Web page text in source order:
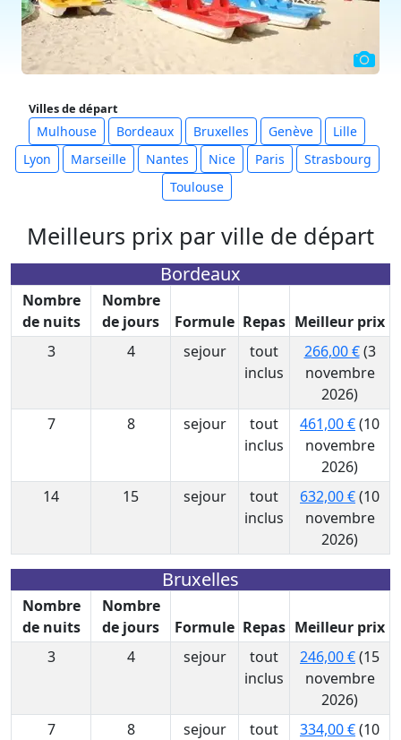
Villes de départ
Mulhouse Bordeaux Bruxelles Genève
Lille
Lyon
Marseille Nantes Nice Paris
Strasbourg
Toulouse
Meilleurs prix par ville de départ
Bordeaux
Nombre
de nuits
Nombre
de jours
Formule Repas Meilleur prix
3
4 sejour
tout
inclus
266,00 €(3
novembre
2026)
7
8 sejour
tout
inclus
461,00 €(10
novembre
2026)
14
15 sejour
tout
inclus
632,00 €(10
novembre
2026)
Bruxelles
Nombre
de nuits
Nombre
de jours
Formule Repas Meilleur prix
3
4 sejour
tout
inclus
246,00 €(15
novembre
2026)
7
8 sejour
tout
334,00 €(10